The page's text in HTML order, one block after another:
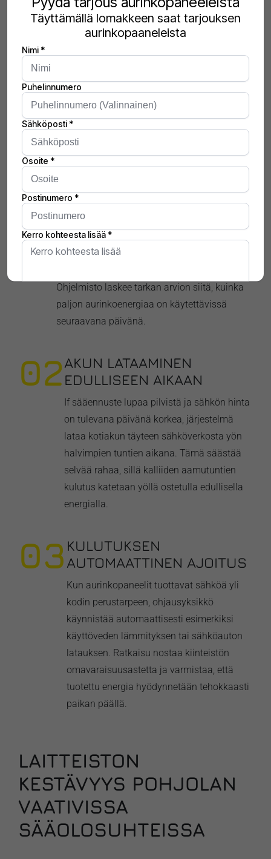
dynaamisesti suuren kulutuksen laitteisiin, kuten
sähköauton latausasemaan,
lämminvesivaraajaan ja lämpöpumppuun.
Automaatio toimii taustalla ilman, että asukkaan
tarvitsee seurata pörssihintoja tai säätietoja
päivittäin. Optimointiprosessi jakautuu kolmeen
vaiheeseen, jotka auttavat pitämään
sähkölaskun pienenä:
01HINTATIETOJEN JA
SÄÄENNUSTEEN ANALYYSI
Järjestelmä hakee automaattisesti seuraavan
vuorokauden pörssisähkön tuntihinnat ja
Ohjelmisto laskee tarkan arvion siitä, kuinka
paljon aurinkoenergiaa on käytettävissä
seuraavana päivänä.
02AKUN LATAAMINEN
EDULLISEEN AIKAAN
If sääennuste lupaa pilvistä ja sähkön hinta
on tulevana päivänä korkea, järjestelmä
lataa kotiakun täyteen sähköverkosta yön
halvimpien tuntien aikana. Tämä säästää
selvää rahaa, sillä kalliiden aamutuntien
kulutus katetaan yöllä ostetulla edullisella
energialla.
03 KULUTUKSEN
AUTOMAATTINEN AJOITUS
Kun aurinkopaneelit tuottavat sähköä yli
kodin perustarpeen, ohjausyksikkö
käynnistää automaattisesti esimerkiksi
käyttöveden lämmityksen tai sähköauton
latauksen. Ratkaisu nostaa kiinteistön
omavaraisuusastetta ja varmistaa, että
tuotettu energia hyödynnetään tehokkaasti
paikan päällä.
LAITTEISTON
KESTÄVYYS POHJOLAN
VAATIVISSA
SÄÄOLOSUHTEISSA